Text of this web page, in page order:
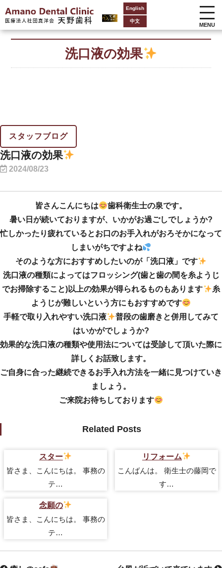
English
中文
MENU
洗口液の効果
スタッフブログ
洗口液の効果
2024/08/23
皆さんこんにちは
歯科衛生士の泉です。
暑い日が続いておりますが、いかがお過ごしでしょうか?
忙しかったり疲れているとお口のお手入れがおろそかになって
しまいがちですよね
そのような方におすすめしたいのが「洗口液」です
洗口液の種類によってはフロッシング(歯と歯の間を糸ようじ
でお掃除すること)以上の効果が得られるものもあります
糸
ようじが難しいという方にもおすすめです
手軽で取り入れやすい洗口液
普段の歯磨きと併用してみて
はいかがでしょうか?
効果的な洗口液の種類や使用法については受診して頂いた際に
詳しくお話致します。
ご自身に合った継続できるお手入れ方法を一緒に見つけていき
ましょう。
ご来院お待ちしております
Related Posts
スター
皆さま、こんにちは。 事務の
テ…
リフォーム
こんばんは。 衛生士の藤岡で
す…
念願の
皆さま、こんにちは。 事務の
テ…